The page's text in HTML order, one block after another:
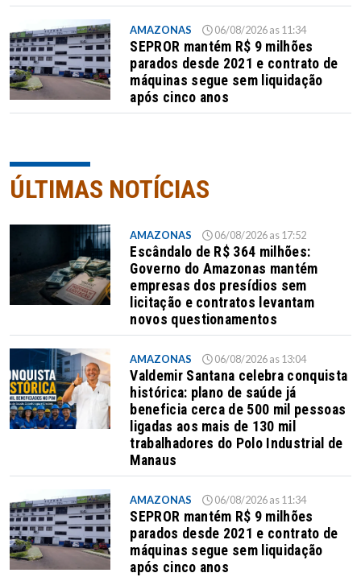
AMAZONAS 06/08/2026 as 11:34
SEPROR mantém R$ 9 milhões
parados desde 2021 e contrato de
máquinas segue sem liquidação
após cinco anos
ÚLTIMAS NOTÍCIAS
AMAZONAS 06/08/2026 as 17:52
Escândalo de R$ 364 milhões:
Governo do Amazonas mantém
empresas dos presídios sem
licitação e contratos levantam
novos questionamentos
AMAZONAS 06/08/2026 as 13:04
Valdemir Santana celebra conquista
histórica: plano de saúde já
beneficia cerca de 500 mil pessoas
ligadas aos mais de 130 mil
trabalhadores do Polo Industrial de
Manaus
AMAZONAS 06/08/2026 as 11:34
SEPROR mantém R$ 9 milhões
parados desde 2021 e contrato de
máquinas segue sem liquidação
após cinco anos